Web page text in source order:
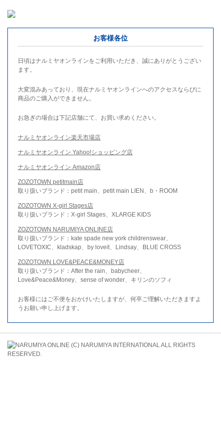
お客様各位
日頃はナルミヤオンラインをご利用いただき、誠にありがとうござい
ます。
大変混みあっており、現在ナルミヤオンラインへのアクセスならびに
商品のご購入ができません。
お急ぎの場合は下記店舗にて、お買い求めください。
ナルミヤオンライン楽天市場店
ナルミヤオンライン Yahoo!ショッピング店
ナルミヤオンライン Amazon店
ZOZOTOWN petitmain店
取り扱いブランド：petit main、petit main LIEN、b・ROOM
ZOZOTOWN X-girl Stages店
取り扱いブランド：X-girl Stages、XLARGE KIDS
ZOZOTOWN NARUMIYA ONLINE店
取り扱いブランド：kate spade new york childrenswear、
LOVETOXIC、kladskap、by loveit、Lindsay、BLUE CROSS
ZOZOTOWN LOVE&PEACE&MONEY店
取り扱いブランド：After the rain、babycheer、
Love&Peace&Money、sense of wonder、キリンのソフィ
お客様にはご不便をおかけいたしますが、何卒ご理解いただきますよ
うお願い申し上げます。